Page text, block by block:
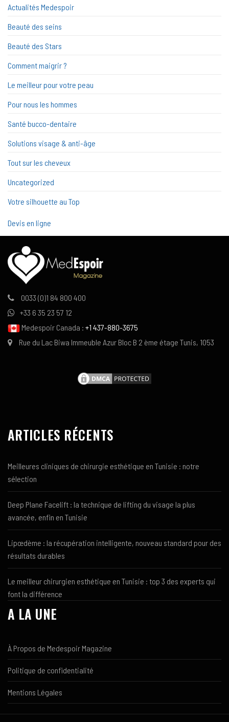
Actualités Medespoir
Beauté des seins
Beauté des Stars
Comment maigrir ?
Le meilleur pour votre peau
Pour nous les hommes
Santé bucco-dentaire
Solutions visage & anti-âge
Tout sur les cheveux
Uncategorized
Votre silhouette au Top
Devis en ligne
0033 (0)1 84 800 400
+33 6 35 23 57 12
Medespoir Canada : +1 437-880-3675
Rue du Lac Biwa Immeuble Azur Bloc B 2 ème étage Tunis, 1053
ARTICLES RÉCENTS
Meilleures cliniques de chirurgie esthétique en Tunisie : notre
sélection
Deep Plane Facelift : la technique de lifting du visage la plus
avancée, enfin en Tunisie
Lipœdème : la récupération intelligente, nouveau standard pour des
résultats durables
Le meilleur chirurgien esthétique en Tunisie : top 3 des experts qui
font la différence
A LA UNE
À Propos de Medespoir Magazine
Politique de confidentialité
Mentions Légales